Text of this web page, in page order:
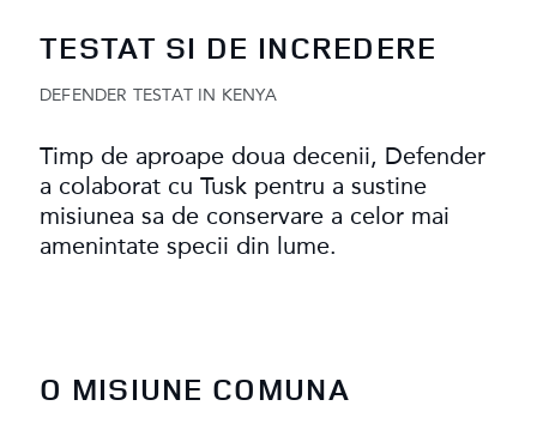
TESTAT SI DE INCREDERE
DEFENDER TESTAT IN KENYA
Timp de aproape doua decenii, Defender
a colaborat cu Tusk pentru a sustine
misiunea sa de conservare a celor mai
amenintate specii din lume.
O MISIUNE COMUNA